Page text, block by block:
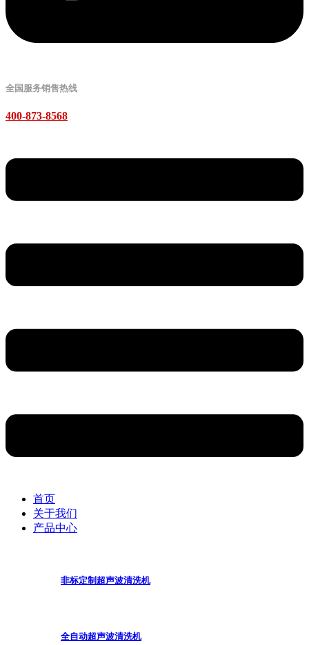
全国服务销售热线
400-873-8568
首页
关于我们
产品中心
非标定制超声波清洗机
全自动超声波清洗机